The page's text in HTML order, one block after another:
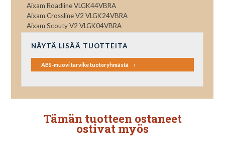
Aixam Roadline VLGK44VBRA
Aixam Crossline V2 VLGK24VBRA
Aixam Scouty V2 VLGK04VBRA
NÄYTÄ LISÄÄ TUOTTEITA
ABS-muovi tarvike tuoteryhmästä
Tämän tuotteen ostaneet
ostivat myös